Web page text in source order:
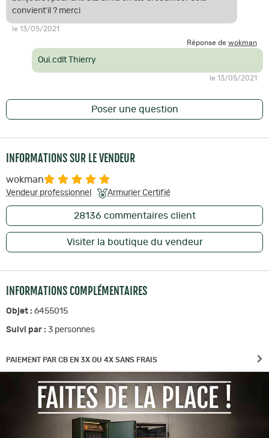
convient'il ? merci
le 13/05/2021
Réponse de wokman
Oui.cdlt Thierry
le 13/05/2021
Poser une question
INFORMATIONS SUR LE VENDEUR
wokman
Vendeur professionnel Armurier Certifié
28136 commentaires client
Visiter la boutique du vendeur
INFORMATIONS COMPLÉMENTAIRES
Objet : 6455015
Suivi par : 3 personnes
PAIEMENT PAR CB EN 3X OU 4X SANS FRAIS